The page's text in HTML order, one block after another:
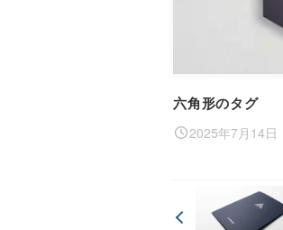
六角形のタグ
2025年7月14日